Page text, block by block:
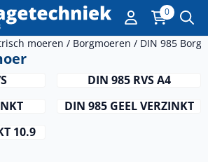
momenteel gesloten. 0
moeren / Borgmoeren / DIN 985
DIN 985 RVS A4
DIN 985 GEEL VERZINKT
10.9